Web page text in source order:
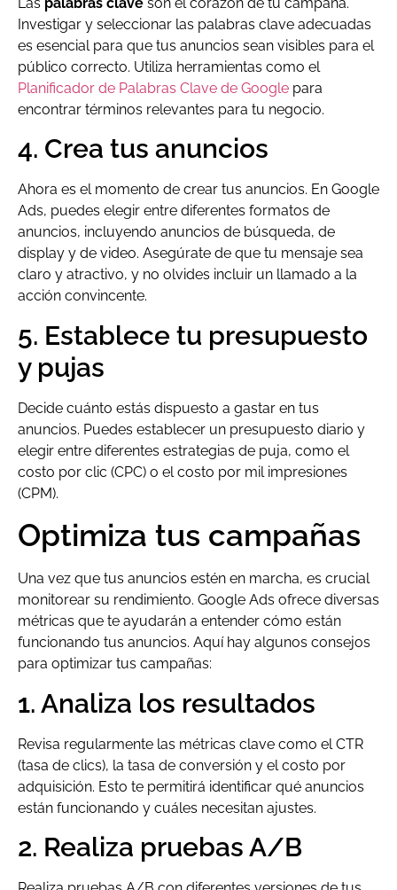
Investigar y seleccionar las palabras clave adecuadas
es esencial para que tus anuncios sean visibles para el
público correcto. Utiliza herramientas como el
Planificador de Palabras Clave de Google para
encontrar términos relevantes para tu negocio.
4. Crea tus anuncios
Ahora es el momento de crear tus anuncios. En Google
Ads, puedes elegir entre diferentes formatos de
anuncios, incluyendo anuncios de búsqueda, de
display y de video. Asegúrate de que tu mensaje sea
claro y atractivo, y no olvides incluir un llamado a la
acción convincente.
5. Establece tu presupuesto
y pujas
Decide cuánto estás dispuesto a gastar en tus
anuncios. Puedes establecer un presupuesto diario y
elegir entre diferentes estrategias de puja, como el
costo por clic (CPC) o el costo por mil impresiones
(CPM).
Optimiza tus campañas
Una vez que tus anuncios estén en marcha, es crucial
monitorear su rendimiento. Google Ads ofrece diversas
métricas que te ayudarán a entender cómo están
funcionando tus anuncios. Aquí hay algunos consejos
para optimizar tus campañas:
1. Analiza los resultados
Revisa regularmente las métricas clave como el CTR
(tasa de clics), la tasa de conversión y el costo por
adquisición. Esto te permitirá identificar qué anuncios
están funcionando y cuáles necesitan ajustes.
2. Realiza pruebas A/B